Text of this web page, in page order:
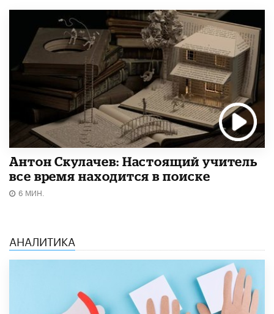
Антон Скулачев: Настоящий учитель
все время находится в поиске
6 МИН.
АНАЛИТИКА